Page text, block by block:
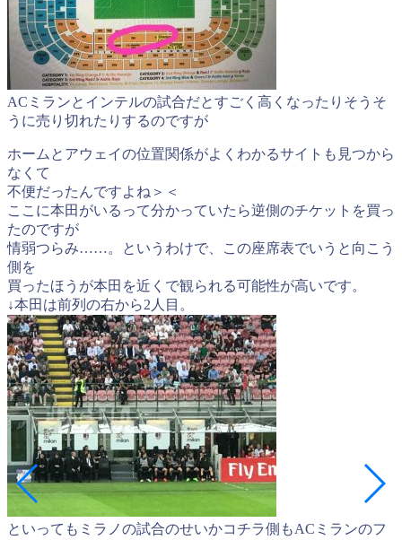
ACミランとインテルの試合だとすごく高くなったりそうそ
うに売り切れたりするのですが
ホームとアウェイの位置関係がよくわかるサイトも見つから
なくて
不便だったんですよね＞＜
ここに本田がいるって分かっていたら逆側のチケットを買っ
たのですが
情弱つらみ……。というわけで、この座席表でいうと向こう
側を
買ったほうが本田を近くで観られる可能性が高いです。
↓本田は前列の右から2人目。
といってもミラノの試合のせいかコチラ側もACミランのフ